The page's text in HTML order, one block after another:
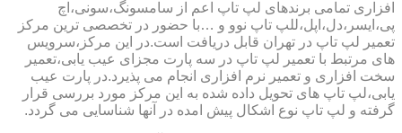
افزاری تمامی برندهای لپ تاپ اعم از سامسونگ،سونی،اچ
پی،ایسر،دل،اپل،للپ تاپ نوو و …با حضور در تخصصی ترین مرکز
تعمیر لپ تاپ در تهران قابل دریافت است.در این مرکز،سرویس
های مرتبط با تعمیر لپ تاپ در سه پارت مجزای عیب یابی،تعمیر
سخت افزاری و تعمیر نرم افزاری انجام می پذیرد.در پارت عیب
یابی،لپ تاپ های تحویل داده شده به این مرکز مورد بررسی قرار
گرفته و لپ تاپ نوع اشکال پیش امده در آنها شناسایی می گردد.